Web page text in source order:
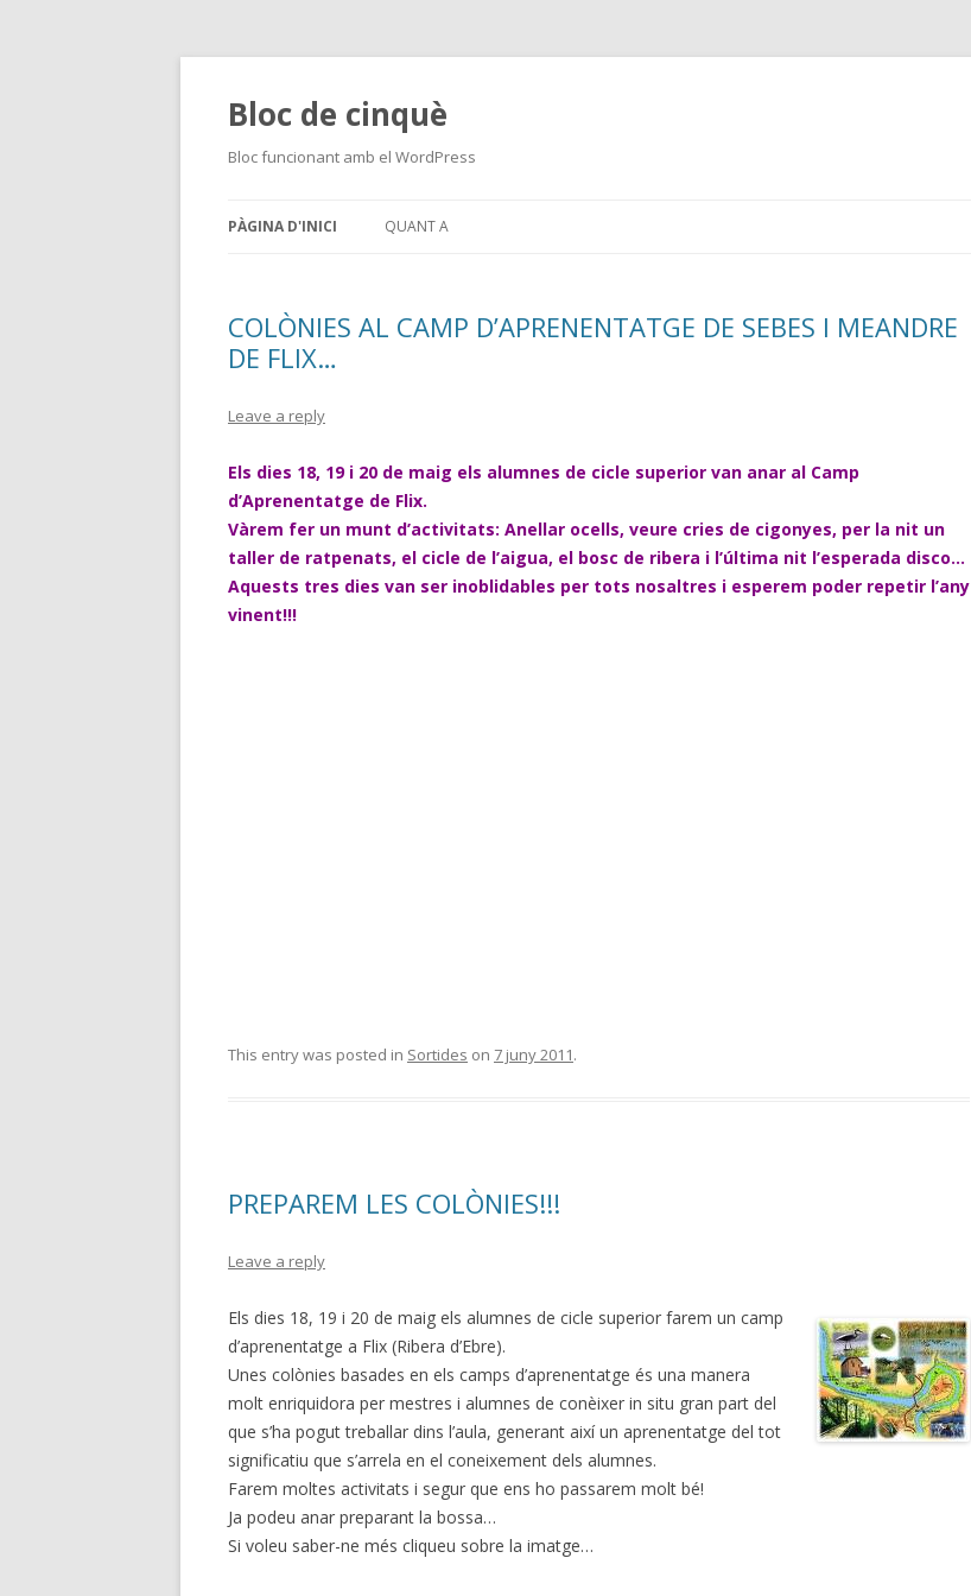
Bloc de cinquè
Bloc funcionant amb el WordPress
PÀGINA D'INICI QUANT A
COLÒNIES AL CAMP D’APRENENTATGE DE SEBES I MEANDRE
DE FLIX…
Leave a reply
Els dies 18, 19 i 20 de maig els alumnes de cicle superior van anar al Camp
d’Aprenentatge de Flix.
Vàrem fer un munt d’activitats: Anellar ocells, veure cries de cigonyes, per la nit un
taller de ratpenats, el cicle de l’aigua, el bosc de ribera i l’última nit l’esperada disco…
Aquests tres dies van ser inoblidables per tots nosaltres i esperem poder repetir l’any
vinent!!!
This entry was posted in Sortides on 7 juny 2011.
PREPAREM LES COLÒNIES!!!
Leave a reply
Els dies 18, 19 i 20 de maig els alumnes de cicle superior farem un camp
d’aprenentatge a Flix (Ribera d’Ebre).
Unes colònies basades en els camps d’aprenentatge és una manera
molt enriquidora per mestres i alumnes de conèixer in situ gran part del
que s’ha pogut treballar dins l’aula, generant així un aprenentatge del tot
significatiu que s’arrela en el coneixement dels alumnes.
Farem moltes activitats i segur que ens ho passarem molt bé!
Ja podeu anar preparant la bossa…
Si voleu saber-ne més cliqueu sobre la imatge…